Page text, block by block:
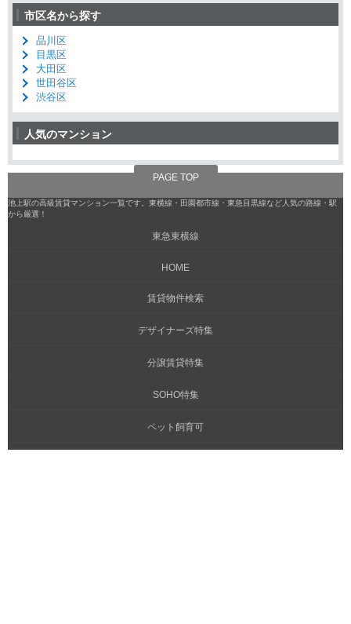
市区名から探す
品川区
目黒区
大田区
世田谷区
渋谷区
人気のマンション
PAGE TOP
池上駅の高級賃貸マンション一覧です。東横線・田園都市線・東急目黒線など人気の路線・駅
から厳選！
東急東横線
HOME
賃貸物件検索
デザイナーズ特集
分譲賃貸特集
SOHO特集
ペット飼育可